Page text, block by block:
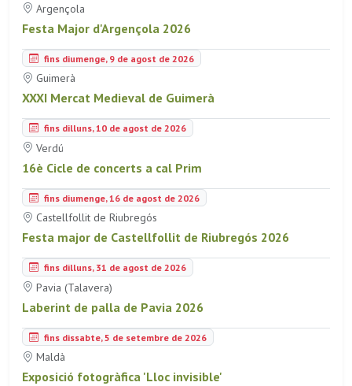
Argençola
Festa Major d'Argençola 2026
fins diumenge, 9 de agost de 2026
Guimerà
XXXI Mercat Medieval de Guimerà
fins dilluns, 10 de agost de 2026
Verdú
16è Cicle de concerts a cal Prim
fins diumenge, 16 de agost de 2026
Castellfollit de Riubregós
Festa major de Castellfollit de Riubregós 2026
fins dilluns, 31 de agost de 2026
Pavia (Talavera)
Laberint de palla de Pavia 2026
fins dissabte, 5 de setembre de 2026
Maldà
Exposició fotogràfica 'Lloc invisible'